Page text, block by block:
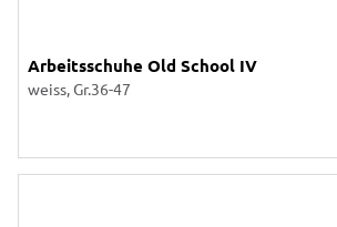
Arbeitsschuhe Old School IV
weiss, Gr.36-47